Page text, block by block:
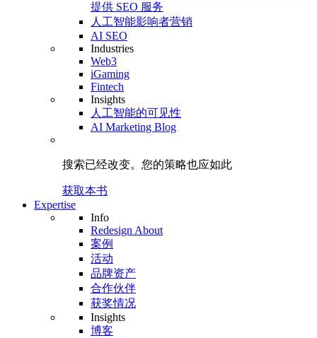
提供 SEO 服务
人工智能影响者营销
AI SEO
Industries
Web3
iGaming
Fintech
Insights
人工智能的可见性
AI Marketing Blog
搜索已经改变。 您的策略也应如此
获取本书
Expertise
Info
Redesign About
案例
活动
品牌资产
合作伙伴
获奖情况
Insights
博客